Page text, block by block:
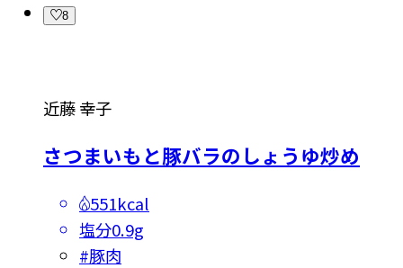
8
近藤 幸子
さつまいもと豚バラのしょうゆ炒め
551kcal
塩分0.9g
#豚肉